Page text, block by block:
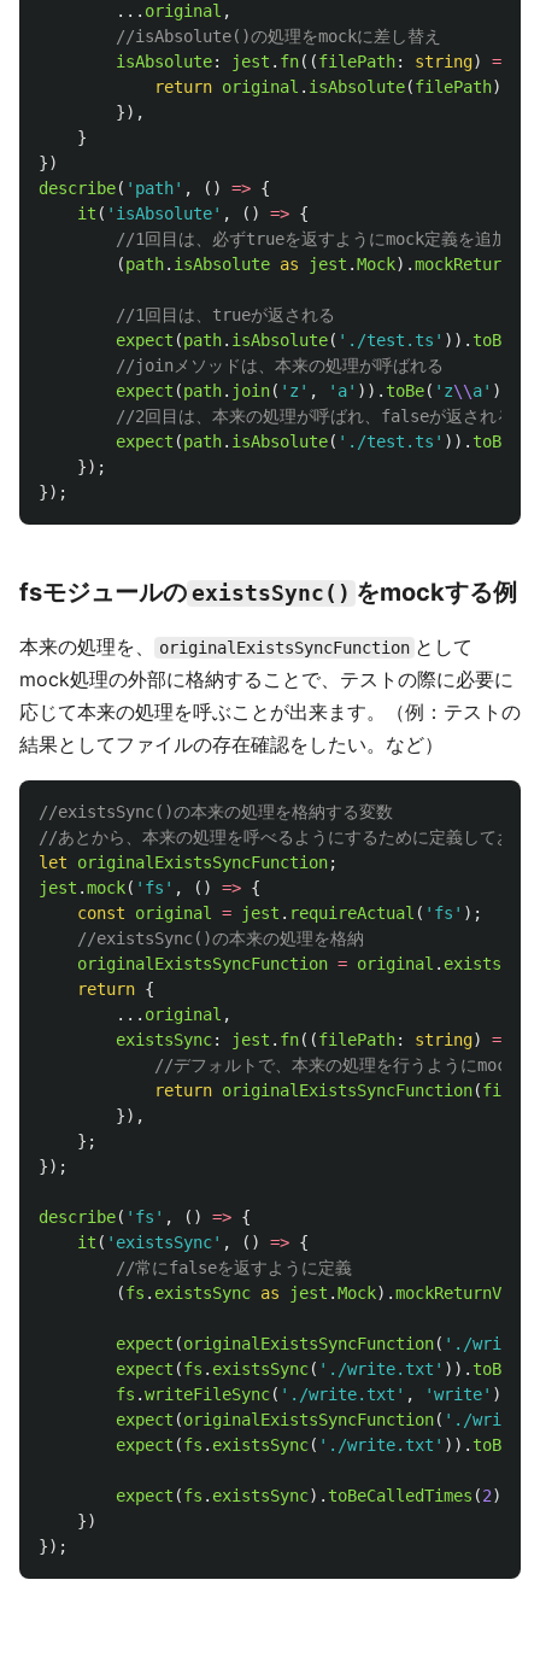
... original ,
//isAbsolute()の処理をmockに差し替え
isAbsolute: jest . fn((filePath: string) =>
return original . isAbsolute(filePath);
}),
}
})
describe( ' path' , () => {
it ( ' isAbsolute' , () => {
//1回目は、必ずtrueを返すようにmock定義を追加
(path. isAbsolute as jest .Mock).
//1回目は、trueが返される
expect (path. isAbsolute( ' ./test.ts ' )). toBe
//joinメソッドは、本来の処理が呼ばれる
expect (path. join( ' z ' , ' a' )). toBe( ' z\\a' );
//2回目は、本来の処理が呼ばれ、falseが返される
expect (path. isAbsolute( ' ./test.ts ' )). toBe
});
});
fsモジュールの existsSync() をmockする例
本来の処理を、 originalExistsSyncFunction として
mock処理の外部に格納することで、テストの際に必要に
応じて本来の処理を呼ぶことが出来ます。（例：テストの
結果としてファイルの存在確認をしたい。など）
//existsSync()の本来の処理を格納する変数
//あとから、本来の処理を呼べるようにするために定義しておく
let
originalExistsSyncFunction;
jest .mock( ' fs ' , () => {
const
original = jest . requireActual ( ' fs ' );
//existsSync()の本来の処理を格納
originalExistsSyncFunction = original . existsSync
return {
... original ,
existsSync: jest . fn((filePath: string) =>
//デフォルトで、本来の処理を行うようにmockを
return originalExistsSyncFunction(
}),
};
});
describe( ' fs ' , () => {
it ( ' existsSync' , () => {
//常にfalseを返すように定義
(fs . existsSync as jest .Mock).mockReturnValue
expect (originalExistsSyncFunction( ' ./
expect (fs . existsSync( ' ./write.txt ' )). toBe
fs .writeFileSync( ' ./write.txt ' , 'write' );
expect (originalExistsSyncFunction( ' ./
expect (fs . existsSync( ' ./write.txt ' )). toBe
expect (fs . existsSync). toBeCalledTimes (2);
})
});